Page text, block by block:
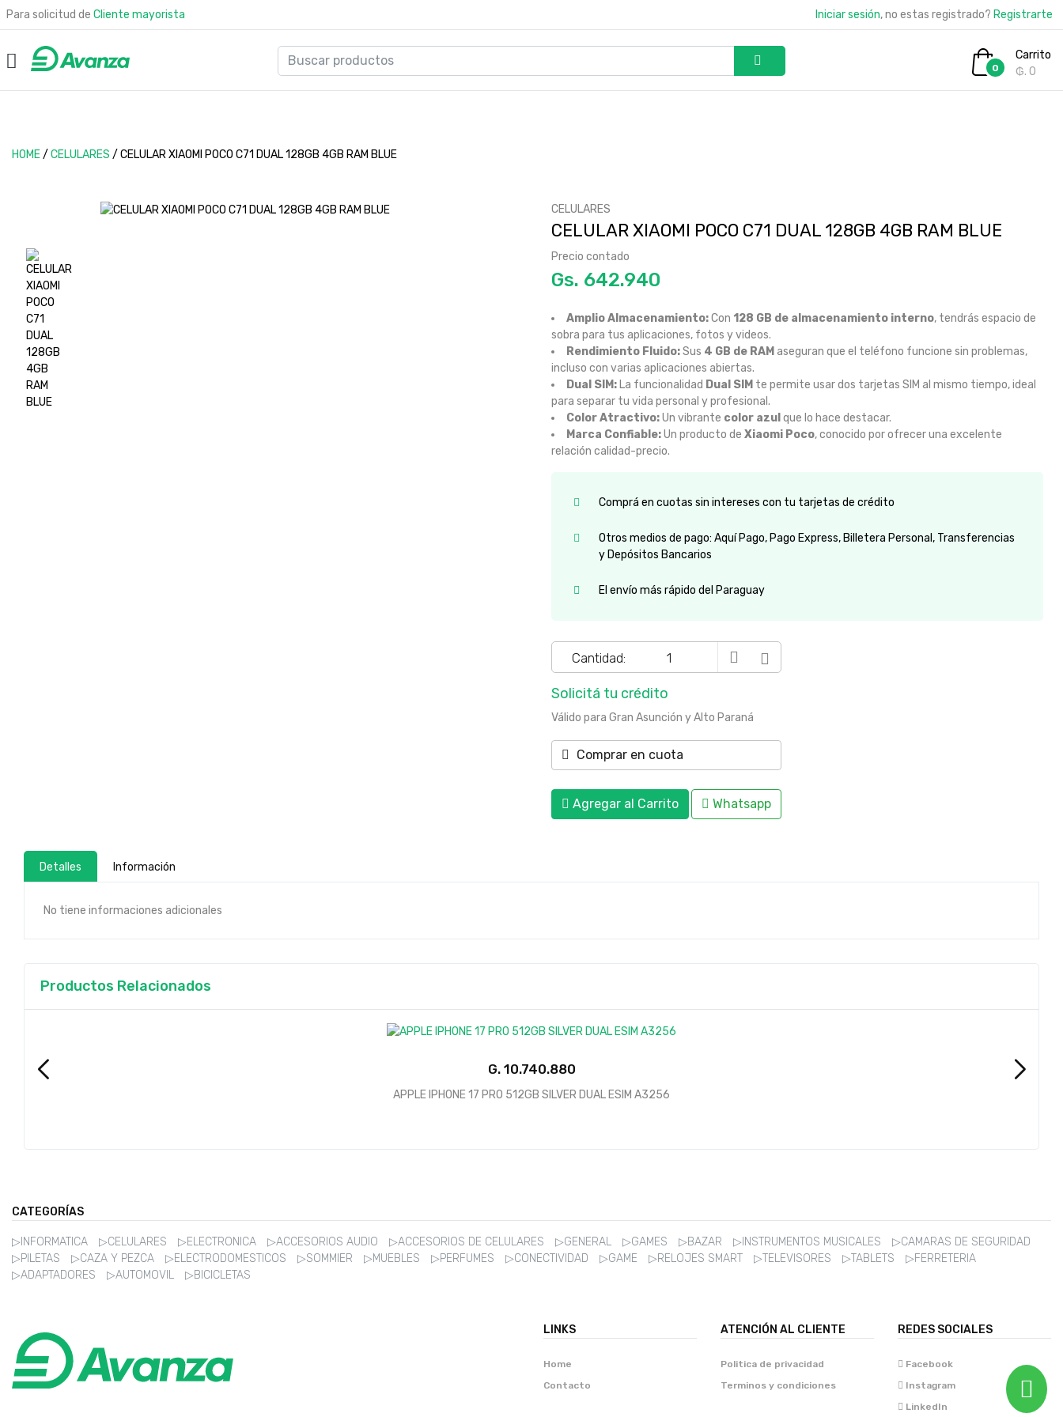
Para solicitud de Cliente mayorista Iniciar sesión, no estas registrado? Registrarte
0
Carrito
₲. 0
HOME/ CELULARES / CELULAR XIAOMI POCO C71 DUAL 128GB 4GB RAM BLUE
CELULARES
CELULAR XIAOMI POCO C71 DUAL 128GB 4GB RAM BLUE
Precio contado
Gs.
Amplio Almacenamiento:Con 128 GB de almacenamiento interno, tendrás espacio de
sobra para tus aplicaciones, fotos y videos.
Rendimiento Fluido:Sus 4 GB de RAM aseguran que el teléfono funcione sin problemas,
incluso con varias aplicaciones abiertas.
Dual SIM: La funcionalidad Dual SIM te permite usar dos tarjetas SIM al mismo tiempo, ideal
para separar tu vida personal y profesional.
Color Atractivo:Un vibrante color azul que lo hace destacar.
Marca Confiable:Un producto de Xiaomi Poco, conocido por ofrecer una excelente
relación calidad-precio.
Comprá en cuotas sin intereses con tu tarjetas de crédito
Otros medios de pago: Aquí Pago, Pago Express, Billetera Personal, Transferencias
y Depósitos Bancarios
El envío más rápido del Paraguay
Cantidad:
Solicitá tu crédito
Válido para Gran Asunción y Alto Paraná
Comprar en cuota
Agregar al Carrito Whatsapp
Detalles Información
No tiene informaciones adicionales
Productos Relacionados
G.
APPLE IPHONE 17 PRO 512GB SILVER DUAL ESIM A3256
CATEGORÍAS
▷INFORMATICA ▷CELULARES ▷ELECTRONICA ▷ACCESORIOS AUDIO ▷ACCESORIOS DE CELULARES ▷GENERAL ▷GAMES ▷BAZAR ▷INSTRUMENTOS MUSICALES
▷CAMARAS DE SEGURIDAD
▷PILETAS
▷CAZA Y PEZCA ▷ELECTRODOMESTICOS ▷SOMMIER ▷MUEBLES ▷PERFUMES ▷CONECTIVIDAD ▷GAME ▷RELOJES SMART ▷TELEVISORES ▷TABLETS
▷FERRETERIA
▷ADAPTADORES
▷AUTOMOVIL ▷BICICLETAS
LINKS
Home
Contacto
ATENCIÓN AL CLIENTE
Politica de privacidad
Terminos y condiciones
REDES SOCIALES
Facebook
Instagram
LinkedIn